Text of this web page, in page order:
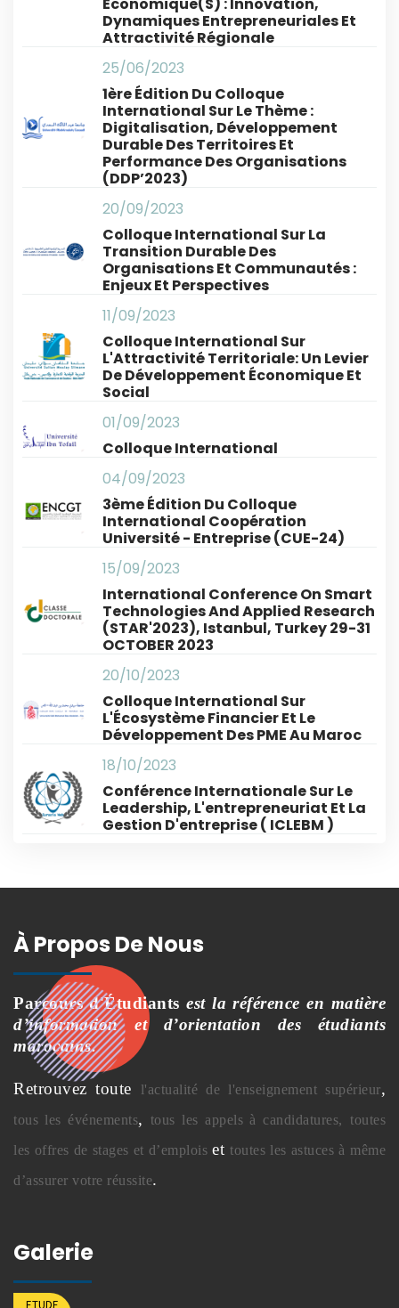
Économique(s) : Innovation,
Dynamiques Entrepreneuriales Et
Attractivité Régionale
25/06/2023
1ère Édition Du Colloque
International Sur Le Thème :
Digitalisation, Développement
Durable Des Territoires Et
Performance Des Organisations
(DDP’2023)
20/09/2023
Colloque International Sur La
Transition Durable Des
Organisations Et Communautés :
Enjeux Et Perspectives
11/09/2023
Colloque International Sur
L'Attractivité Territoriale: Un Levier
De Développement Économique Et
Social
01/09/2023
Colloque International
04/09/2023
3ème Édition Du Colloque
International Coopération
Université - Entreprise (CUE-24)
15/09/2023
International Conference On Smart
Technologies And Applied Research
(STAR'2023), Istanbul, Turkey 29-31
OCTOBER 2023
20/10/2023
Colloque International Sur
L'Écosystème Financier Et Le
Développement Des PME Au Maroc
18/10/2023
Conférence Internationale Sur Le
Leadership, L'entrepreneuriat Et La
Gestion D'entreprise ( ICLEBM )
À Propos De Nous
Parcours d'Étudiants est la référence en matière
d’information et d’orientation des étudiants
marocains.
Retrouvez toute l'actualité de l'enseignement supérieur,
tous les événements, tous les appels à candidatures, toutes
les offres de stages et d’emploisettoutes les astuces à même
d’assurer votre réussite.
Galerie